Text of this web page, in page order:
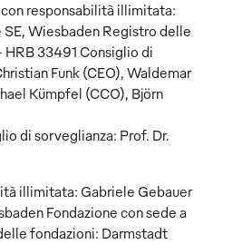
responsabilità illimitata:
Wiesbaden Registro delle
33491 Consiglio di
Funk (CEO), Waldemar
Kümpfel (CCO), Björn
di sorveglianza: Prof. Dr.
illimitata: Gabriele Gebauer
Fondazione con sede a
fondazioni: Darmstadt